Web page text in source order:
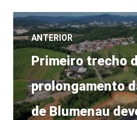
Navegação
de
Post
ANTERIOR
Post
anterior:
Primeiro trecho
prolongamento
de Blumenau